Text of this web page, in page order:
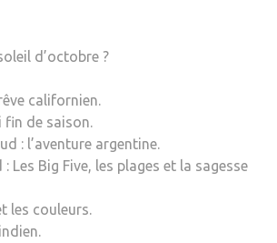
d’octobre ?
californien.
fin de saison.
: l’aventure argentine.
Les Big Five, les plages et la sagesse
les couleurs.